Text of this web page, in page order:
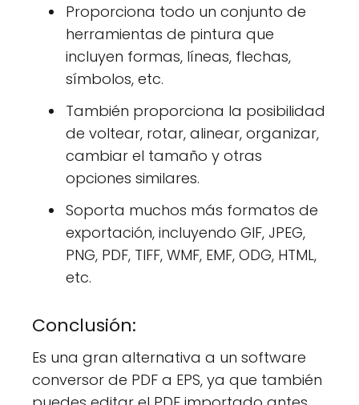
Proporciona todo un conjunto de
herramientas de pintura que
incluyen formas, líneas, flechas,
símbolos, etc.
También proporciona la posibilidad
de voltear, rotar, alinear, organizar,
cambiar el tamaño y otras
opciones similares.
Soporta muchos más formatos de
exportación, incluyendo GIF, JPEG,
PNG, PDF, TIFF, WMF, EMF, ODG, HTML,
etc.
Conclusión:
Es una gran alternativa a un software
conversor de PDF a EPS, ya que también